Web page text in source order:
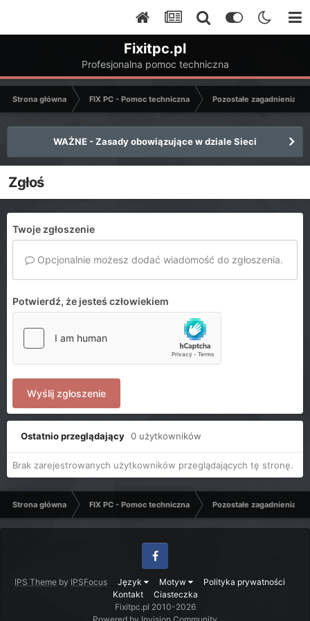
Fixitpc.pl
Profesjonalna pomoc techniczna
Strona główna FIX PC - Pomoc techniczna Pozostałe zagadnienia
WAŻNE - Zasady obowiązujące w dziale Sieci
Zgłoś
Twoje zgłoszenie
Opcjonalnie możesz dodać wiadomość do zgłoszenia.
Potwierdź, że jesteś człowiekiem
Wyślij zgłoszenie
Ostatnio przeglądający 0 użytkowników
Brak zarejestrowanych użytkowników przeglądających tę stronę.
Strona główna FIX PC - Pomoc techniczna Pozostałe zagadnienia
IPS Theme by IPSFocus Język Motyw
Polityka prywatności
Kontakt
Ciasteczka
Facebook
Fixitpc.pl 2010-2026